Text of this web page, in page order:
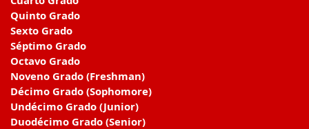
Quinto Grado
Sexto Grado
Séptimo Grado
Octavo Grado
Noveno Grado (Freshman)
Décimo Grado (Sophomore)
Undécimo Grado (Junior)
Duodécimo Grado (Senior)